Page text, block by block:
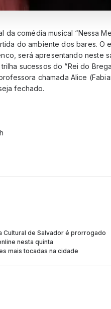
comédia musical “Nessa
do ambiente dos bares. O
será apresentando neste
sucessos do “Rei do
chamada Alice
fechado.
Cultural de Salvador é prorrogado
nesta quinta
mais tocadas na cidade